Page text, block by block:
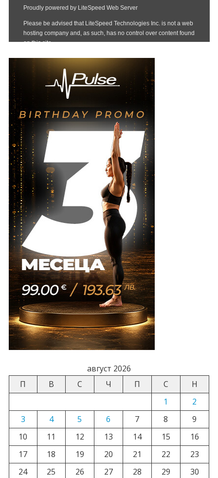
август 2026
П
В С Ч П С
Н
1
2
3
4 5 6 7 8
9
10
11 12 13 14 15
16
17
18 19 20 21 22
23
24
25 26 27 28 29
30